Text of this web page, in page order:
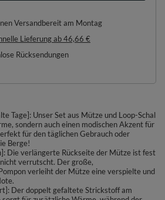
Versandbereit am Montag
Lieferungab46,66 €
Rücksendungen
Tage]: Unser Set aus Mütze und Loop-Schal
sondern auch einen modischen Akzent für
für den täglichen Gebrauch oder
Berge!
Die verlängerte Rückseite der Mütze ist fest
verrutscht. Der große,
verleiht der Mütze eine verspielte und
Der doppelt gefaltete Strickstoff am